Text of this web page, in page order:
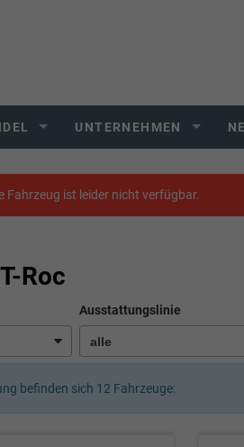
UNTERNEHMEN
Fahrzeug ist leider nicht verfügbar.
Roc
Ausstattungslinie
befinden sich 12 Fahrzeuge: